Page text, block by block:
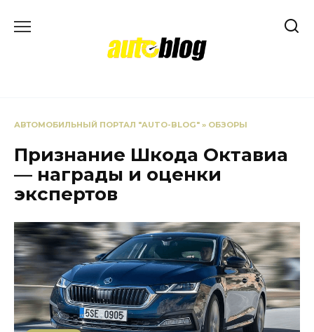
АВТОМОБИЛЬНЫЙ ПОРТАЛ "AUTO-BLOG" » ОБЗОРЫ
Признание Шкода Октавиа
— награды и оценки
экспертов